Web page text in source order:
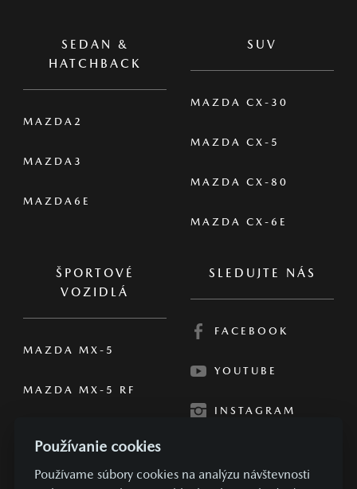
SEDAN &
HATCHBACK
MAZDA2
MAZDA3
MAZDA6E
SUV
MAZDA CX-30
MAZDA CX-5
MAZDA CX-80
MAZDA CX-6E
ŠPORTOVÉ
VOZIDLÁ
MAZDA MX-5
MAZDA MX-5 RF
SLEDUJTE NÁS
FACEBOOK
YOUTUBE
INSTAGRAM
Používanie cookies
Používame súbory cookies na analýzu návštevnosti